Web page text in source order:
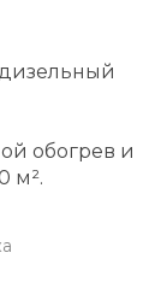
обогрев и
м².